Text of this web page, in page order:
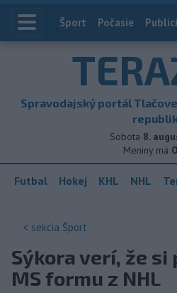
Index
Šport Počasie
Spravodajský portál
Sobota 8.
Meniny má
Futbal Hokej KHL NHL
< sekcia Šport
Sýkora verí, že si
MS formu z NHL